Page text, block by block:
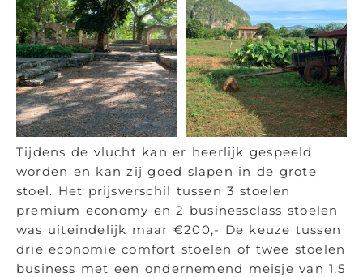
Tijdens de vlucht kan er heerlijk gespeeld
worden en kan zij goed slapen in de grote
stoel. Het prijsverschil tussen 3 stoelen
premium economy en 2 businessclass stoelen
was uiteindelijk maar €200,- De keuze tussen
drie economie comfort stoelen of twee stoelen
business met een ondernemend meisje van 1,5